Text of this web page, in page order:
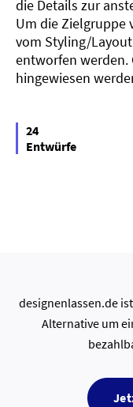
die Details zur
Um die Zielgruppe
vom Styling/
entworfen werden.
hingewiesen
24
Entwürfe
designenlassen.de
Alternative um